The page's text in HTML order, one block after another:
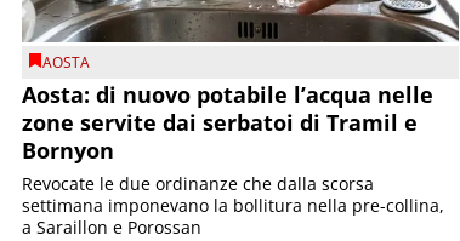
AOSTA
Aosta: di nuovo potabile l’acqua nelle
zone servite dai serbatoi di Tramil e
Bornyon
Revocate le due ordinanze che dalla scorsa
settimana imponevano la bollitura nella pre-collina,
a Saraillon e Porossan